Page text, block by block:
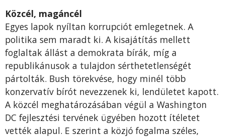
Közcél, magáncél
Egyes lapok nyíltan korrupciót emlegetnek. A
politika sem maradt ki. A kisajátítás mellett
foglaltak állást a demokrata bírák, míg a
republikánusok a tulajdon sérthetetlenségét
pártolták. Bush törekvése, hogy minél több
konzervatív bírót nevezzenek ki, lendületet kapott.
A közcél meghatározásában végül a Washington
DC fejlesztési tervének ügyében hozott ítéletet
vették alapul. E szerint a közjó fogalma széles,